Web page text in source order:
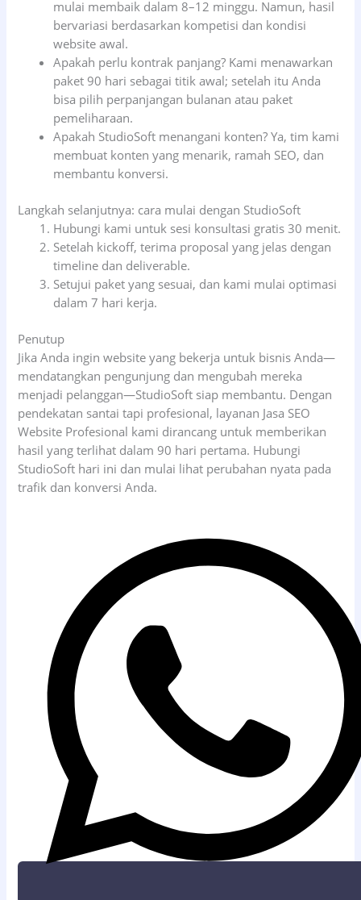
mulai membaik dalam 8–12 minggu. Namun, hasil
bervariasi berdasarkan kompetisi dan kondisi
website awal.
Apakah perlu kontrak panjang? Kami menawarkan
paket 90 hari sebagai titik awal; setelah itu Anda
bisa pilih perpanjangan bulanan atau paket
pemeliharaan.
Apakah StudioSoft menangani konten? Ya, tim kami
membuat konten yang menarik, ramah SEO, dan
membantu konversi.
Langkah selanjutnya: cara mulai dengan StudioSoft
Hubungi kami untuk sesi konsultasi gratis 30 menit.
Setelah kickoff, terima proposal yang jelas dengan
timeline dan deliverable.
Setujui paket yang sesuai, dan kami mulai optimasi
dalam 7 hari kerja.
Penutup
Jika Anda ingin website yang bekerja untuk bisnis Anda—
mendatangkan pengunjung dan mengubah mereka
menjadi pelanggan—StudioSoft siap membantu. Dengan
pendekatan santai tapi profesional, layanan Jasa SEO
Website Profesional kami dirancang untuk memberikan
hasil yang terlihat dalam 90 hari pertama. Hubungi
StudioSoft hari ini dan mulai lihat perubahan nyata pada
trafik dan konversi Anda.